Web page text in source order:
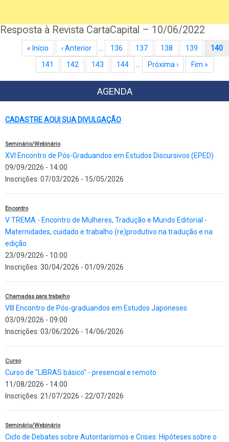
Resposta à Revista CartaCapital – 10/06/2022
Paginação
Primeira página
« Início Página anterior
‹ Anterior … Page
136 Page
137 Page
138 Page
139 Página atual
140
Page
141 Page
142 Page
143 Page
144 … Próxima página
Próxima › Última página
Fim »
AGENDA
CADASTRE AQUI SUA DIVULGAÇÃO
Seminário/Webinário
XVI Encontro de Pós-Graduandos em Estudos Discursivos (EPED)
09/09/2026 - 14:00
Inscrições: 07/03/2026 - 15/05/2026
Encontro
V TREMA - Encontro de Mulheres, Tradução e Mundo Editorial -
Maternidades, cuidado e trabalho (re)produtivo na tradução e na
edição
23/09/2026 - 10:00
Inscrições: 30/04/2026 - 01/09/2026
Chamadas para trabalho
VIII Encontro de Pós-graduandos em Estudos Japoneses
03/09/2026 - 09:00
Inscrições: 03/06/2026 - 14/06/2026
Curso
Curso de "LIBRAS básico" - presencial e remoto
11/08/2026 - 14:00
Inscrições: 21/07/2026 - 22/07/2026
Seminário/Webinário
Ciclo de Debates sobre Autoritarismos e Crises: Hipóteses sobre o